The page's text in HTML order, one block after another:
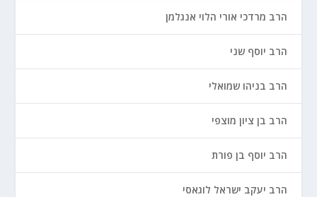
הרב מרדכי אורי הלוי אנגלמן
הרב יוסף שני
הרב בניהו שמואלי
הרב בן ציון מוצפי
הרב יוסף בן פורת
הרב יעקב ישראל לוגאסי